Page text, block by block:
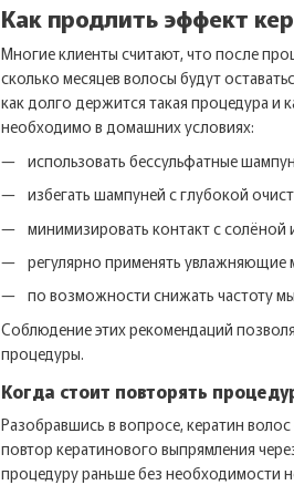
Как продлить эффект
Многие клиенты считают, что после
сколько месяцев волосы будут
как долго держится такая процедура и
необходимо в домашних условиях:
использовать бессульфатные
избегать шампуней с глубокой
минимизировать контакт с
регулярно применять увлажняющие
по возможности снижать частоту
Соблюдение этих рекомендаций
процедуры.
Когда стоит повторять
Разобравшись в вопросе, кератин
повтор кератинового выпрямления
процедуру раньше без необходимости